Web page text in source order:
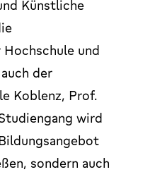
Künstliche
und
der
Koblenz, Prof.
wird
sondern auch